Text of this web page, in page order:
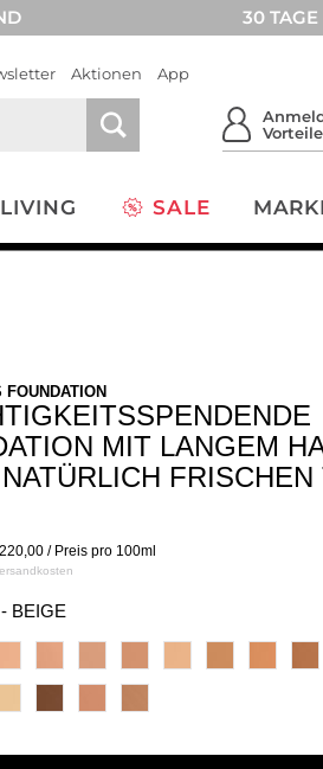
30
Aktionen App
SALE
MIT LANGEM
/ Preis pro 100ml
BEIGE